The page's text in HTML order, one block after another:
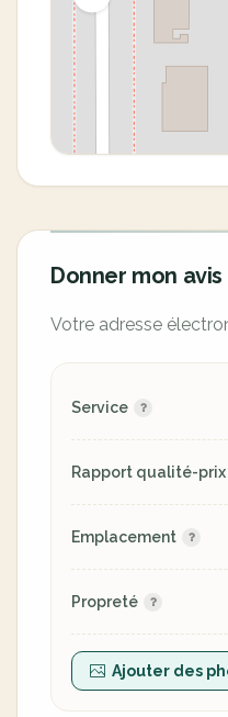
Donner mon avis
Votre adresse
Service
Rapport qualité-prix
Emplacement
Propreté
Ajouter des